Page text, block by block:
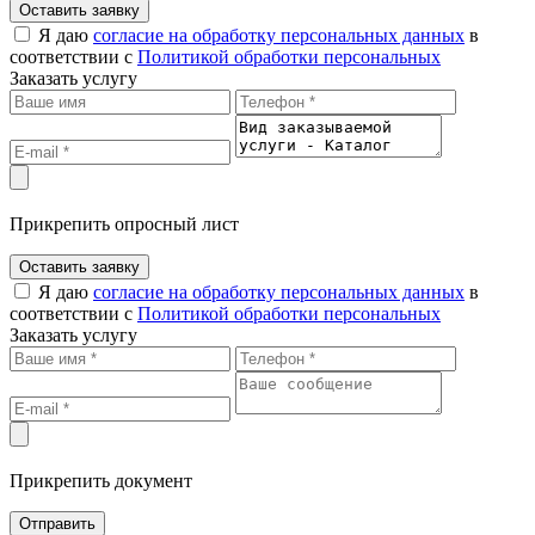
Оставить заявку
Я даю согласие на обработку персональных данных в
соответствии с Политикой обработки персональных
Заказать услугу
Прикрепить опросный лист
Оставить заявку
Я даю согласие на обработку персональных данных в
соответствии с Политикой обработки персональных
Заказать услугу
Прикрепить документ
Отправить